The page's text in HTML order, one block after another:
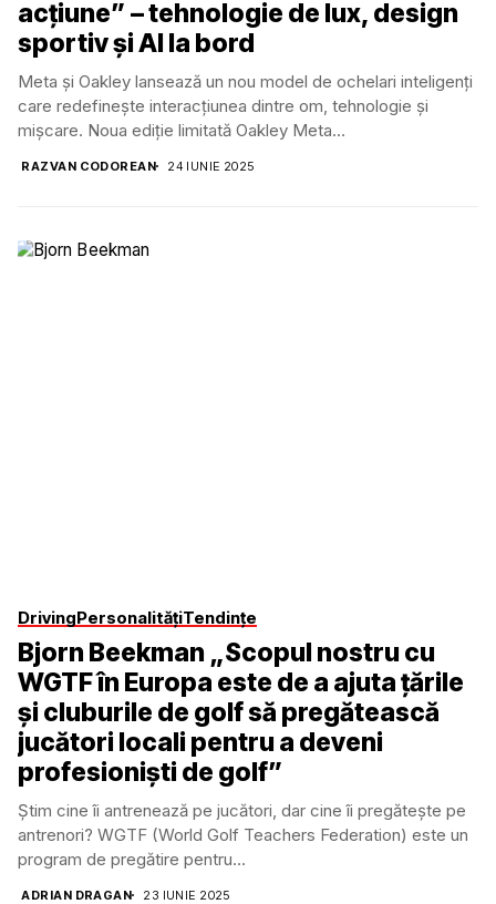
acțiune” – tehnologie de lux, design
sportiv și AI la bord
Meta și Oakley lansează un nou model de ochelari inteligenți
care redefinește interacțiunea dintre om, tehnologie și
mișcare. Noua ediție limitată Oakley Meta...
RAZVAN CODOREAN 24 IUNIE 2025
DrivingPersonalitățiTendințe
Bjorn Beekman „Scopul nostru cu
WGTF în Europa este de a ajuta țările
și cluburile de golf să pregătească
jucători locali pentru a deveni
profesioniști de golf”
Știm cine îi antrenează pe jucători, dar cine îi pregătește pe
antrenori? WGTF (World Golf Teachers Federation) este un
program de pregătire pentru...
ADRIAN DRAGAN 23 IUNIE 2025